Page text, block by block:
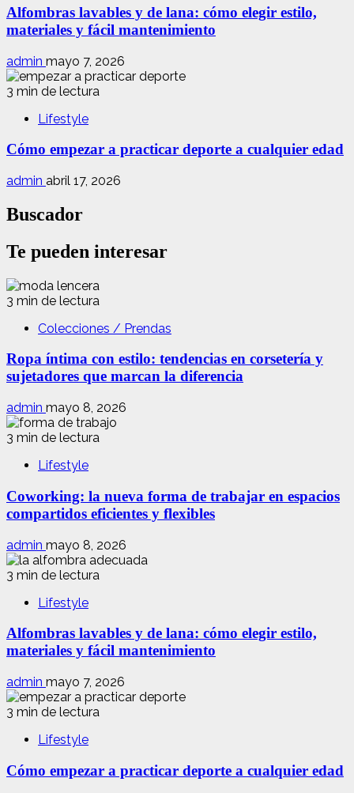
Alfombras lavables y de lana: cómo elegir estilo,
materiales y fácil mantenimiento
admin mayo 7, 2026
3 min de lectura
Lifestyle
Cómo empezar a practicar deporte a cualquier edad
admin abril 17, 2026
Buscador
Te pueden interesar
3 min de lectura
Colecciones / Prendas
Ropa íntima con estilo: tendencias en corsetería y
sujetadores que marcan la diferencia
admin mayo 8, 2026
3 min de lectura
Lifestyle
Coworking: la nueva forma de trabajar en espacios
compartidos eficientes y flexibles
admin mayo 8, 2026
3 min de lectura
Lifestyle
Alfombras lavables y de lana: cómo elegir estilo,
materiales y fácil mantenimiento
admin mayo 7, 2026
3 min de lectura
Lifestyle
Cómo empezar a practicar deporte a cualquier edad